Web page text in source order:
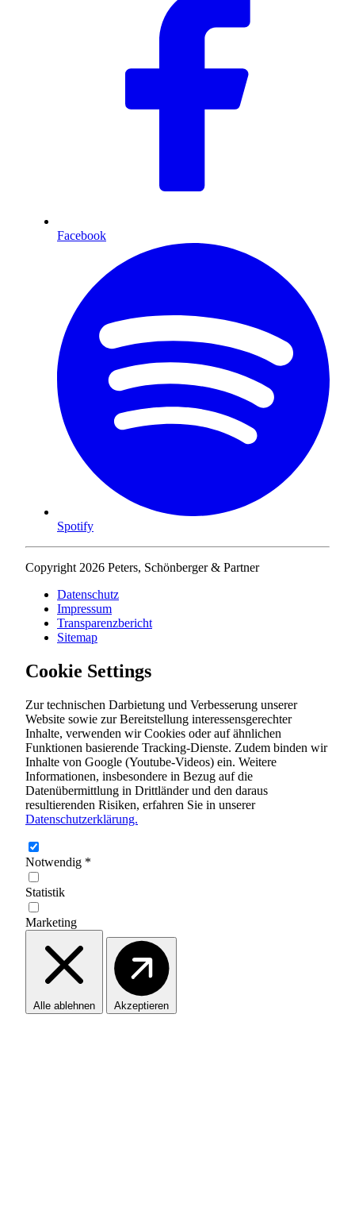
Facebook
Spotify
Copyright 2026 Peters, Schönberger & Partner
Datenschutz
Impressum
Transparenzbericht
Sitemap
Cookie Settings
Zur technischen Darbietung und Verbesserung unserer
Website sowie zur Bereitstellung interessensgerechter
Inhalte, verwenden wir Cookies oder auf ähnlichen
Funktionen basierende Tracking-Dienste. Zudem binden wir
Inhalte von Google (Youtube-Videos) ein. Weitere
Informationen, insbesondere in Bezug auf die
Datenübermittlung in Drittländer und den daraus
resultierenden Risiken, erfahren Sie in unserer
Datenschutzerklärung.
Notwendig *
Statistik
Marketing
Alle ablehnen Akzeptieren